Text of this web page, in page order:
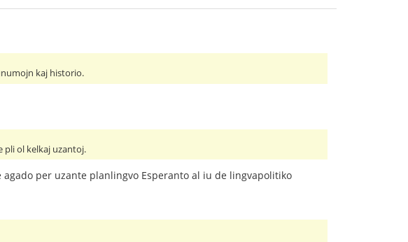
kaj historio.
pli ol kelkaj uzantoj.
per uzante planlingvo Esperanto al iu de lingvapolitiko